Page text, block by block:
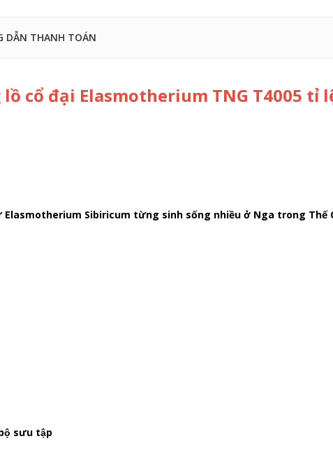
DẪN THANH TOÁN
cổ đại Elasmotherium TNG T4005 tỉ
Sibiricum từng sinh sống nhiều ở Nga trong Thế
sưu tập